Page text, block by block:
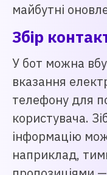
майбутні
Збір
У бот можна
вказання
телефону для
користувача.
інформацію
наприклад,